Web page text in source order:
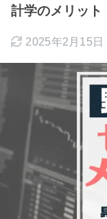
計学のメリット
2025年2月15日